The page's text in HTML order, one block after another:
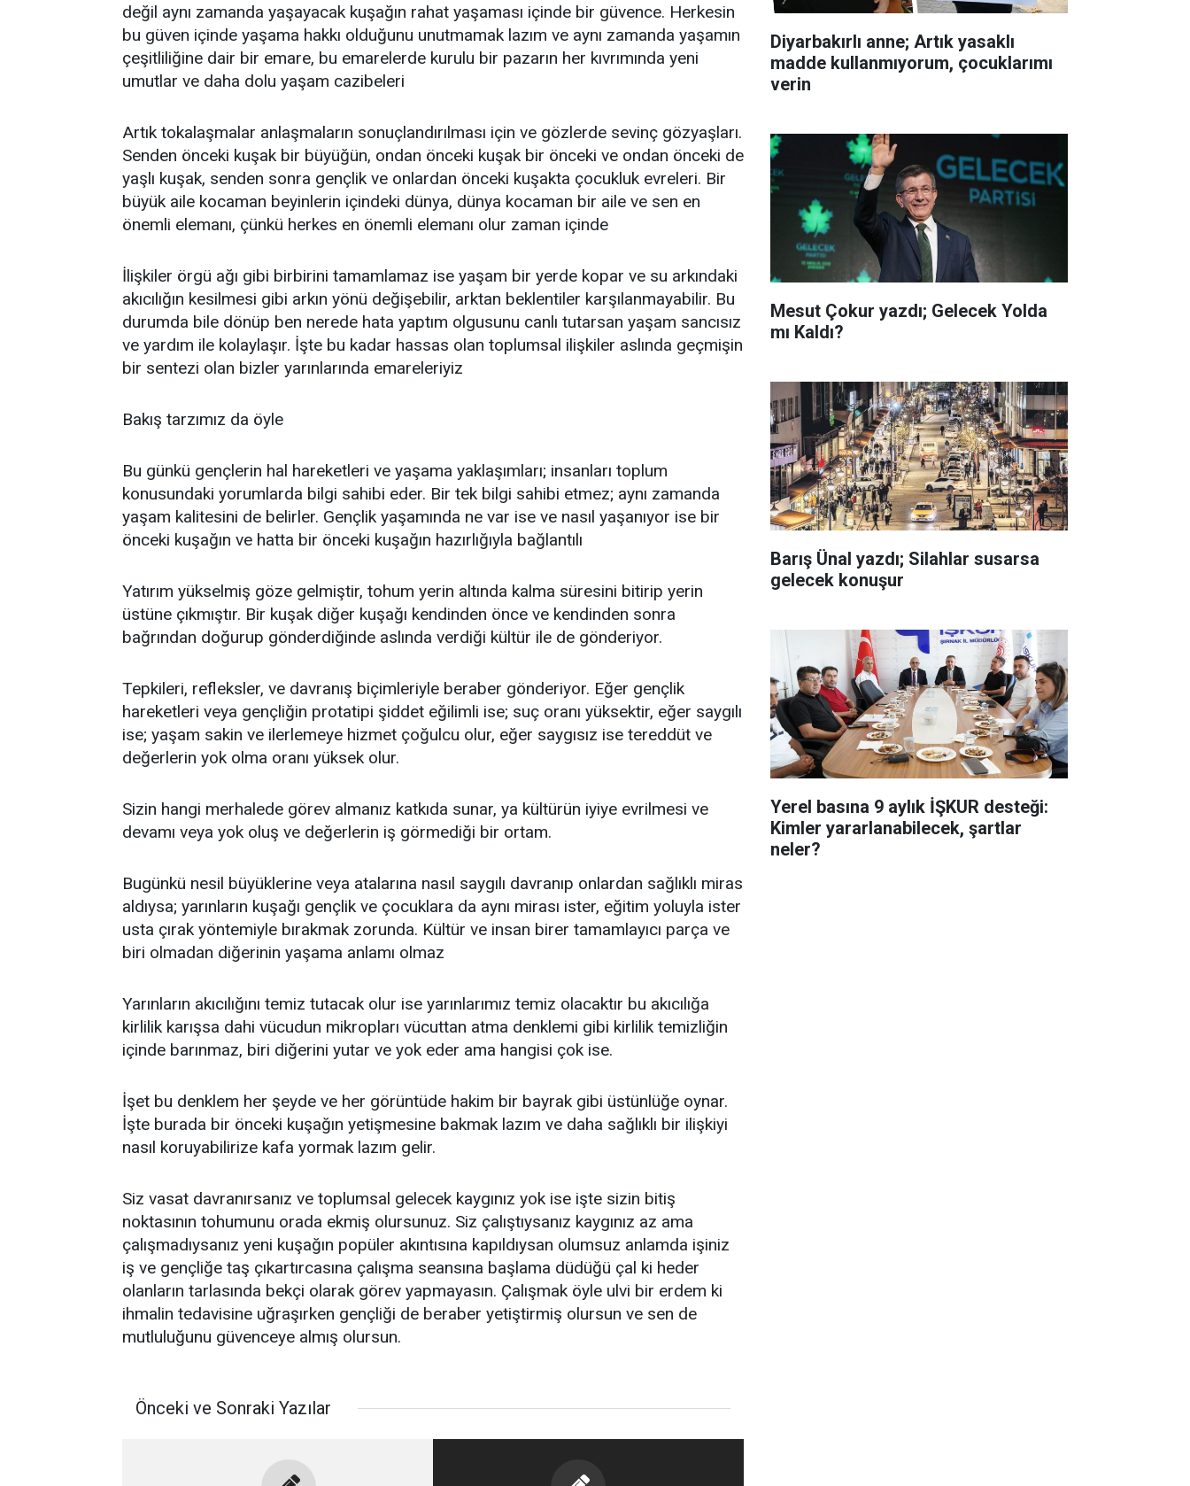
değil aynı zamanda yaşayacak kuşağın rahat yaşaması içinde bir güvence. Herkesin
bu güven içinde yaşama hakkı olduğunu unutmamak lazım ve aynı zamanda yaşamın
çeşitliliğine dair bir emare, bu emarelerde kurulu bir pazarın her kıvrımında yeni
umutlar ve daha dolu yaşam cazibeleri
Artık tokalaşmalar anlaşmaların sonuçlandırılması için ve gözlerde sevinç gözyaşları.
Senden önceki kuşak bir büyüğün, ondan önceki kuşak bir önceki ve ondan önceki de
yaşlı kuşak, senden sonra gençlik ve onlardan önceki kuşakta çocukluk evreleri. Bir
büyük aile kocaman beyinlerin içindeki dünya, dünya kocaman bir aile ve sen en
önemli elemanı, çünkü herkes en önemli elemanı olur zaman içinde
İlişkiler örgü ağı gibi birbirini tamamlamaz ise yaşam bir yerde kopar ve su arkındaki
akıcılığın kesilmesi gibi arkın yönü değişebilir, arktan beklentiler karşılanmayabilir. Bu
durumda bile dönüp ben nerede hata yaptım olgusunu canlı tutarsan yaşam sancısız
ve yardım ile kolaylaşır. İşte bu kadar hassas olan toplumsal ilişkiler aslında geçmişin
bir sentezi olan bizler yarınlarında emareleriyiz
Bakış tarzımız da öyle
Bu günkü gençlerin hal hareketleri ve yaşama yaklaşımları; insanları toplum
konusundaki yorumlarda bilgi sahibi eder. Bir tek bilgi sahibi etmez; aynı zamanda
yaşam kalitesini de belirler. Gençlik yaşamında ne var ise ve nasıl yaşanıyor ise bir
önceki kuşağın ve hatta bir önceki kuşağın hazırlığıyla bağlantılı
Yatırım yükselmiş göze gelmiştir, tohum yerin altında kalma süresini bitirip yerin
üstüne çıkmıştır. Bir kuşak diğer kuşağı kendinden önce ve kendinden sonra
bağrından doğurup gönderdiğinde aslında verdiği kültür ile de gönderiyor.
Tepkileri, refleksler, ve davranış biçimleriyle beraber gönderiyor. Eğer gençlik
hareketleri veya gençliğin protatipi şiddet eğilimli ise; suç oranı yüksektir, eğer saygılı
ise; yaşam sakin ve ilerlemeye hizmet çoğulcu olur, eğer saygısız ise tereddüt ve
değerlerin yok olma oranı yüksek olur.
Sizin hangi merhalede görev almanız katkıda sunar, ya kültürün iyiye evrilmesi ve
devamı veya yok oluş ve değerlerin iş görmediği bir ortam.
Bugünkü nesil büyüklerine veya atalarına nasıl saygılı davranıp onlardan sağlıklı miras
aldıysa; yarınların kuşağı gençlik ve çocuklara da aynı mirası ister, eğitim yoluyla ister
usta çırak yöntemiyle bırakmak zorunda. Kültür ve insan birer tamamlayıcı parça ve
biri olmadan diğerinin yaşama anlamı olmaz
Yarınların akıcılığını temiz tutacak olur ise yarınlarımız temiz olacaktır bu akıcılığa
kirlilik karışsa dahi vücudun mikropları vücuttan atma denklemi gibi kirlilik temizliğin
içinde barınmaz, biri diğerini yutar ve yok eder ama hangisi çok ise.
İşet bu denklem her şeyde ve her görüntüde hakim bir bayrak gibi üstünlüğe oynar.
İşte burada bir önceki kuşağın yetişmesine bakmak lazım ve daha sağlıklı bir ilişkiyi
nasıl koruyabilirize kafa yormak lazım gelir.
Siz vasat davranırsanız ve toplumsal gelecek kaygınız yok ise işte sizin bitiş
noktasının tohumunu orada ekmiş olursunuz. Siz çalıştıysanız kaygınız az ama
çalışmadıysanız yeni kuşağın popüler akıntısına kapıldıysan olumsuz anlamda işiniz
iş ve gençliğe taş çıkartırcasına çalışma seansına başlama düdüğü çal ki heder
olanların tarlasında bekçi olarak görev yapmayasın. Çalışmak öyle ulvi bir erdem ki
ihmalin tedavisine uğraşırken gençliği de beraber yetiştirmiş olursun ve sen de
mutluluğunu güvenceye almış olursun.
Önceki ve Sonraki Yazılar
Diyarbakırlı anne; Artık yasaklı
madde kullanmıyorum, çocuklarımı
verin
Mesut Çokur yazdı; Gelecek Yolda
mı Kaldı?
Barış Ünal yazdı; Silahlar susarsa
gelecek konuşur
Yerel basına 9 aylık İŞKUR desteği:
Kimler yararlanabilecek, şartlar
neler?